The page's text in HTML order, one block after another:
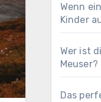
Wenn
Kinder
Wer ist
Meuser?
Das